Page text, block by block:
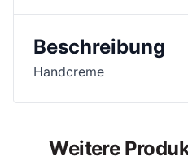
Beschreibung
Handcreme
Weitere